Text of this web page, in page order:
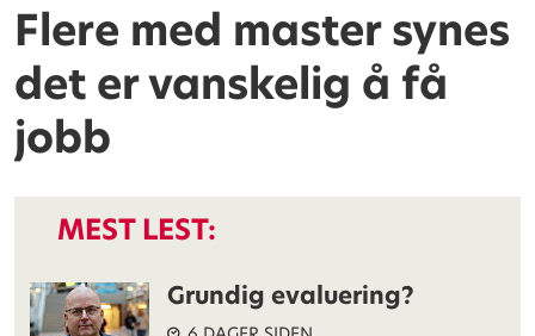
Flere med master synes
det er vanskelig å få
jobb
MEST LEST:
Grundig evaluering?